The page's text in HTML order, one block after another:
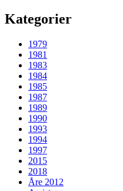
Kategorier
1979
1981
1983
1984
1985
1987
1989
1990
1993
1994
1997
2015
2018
Åre 2012